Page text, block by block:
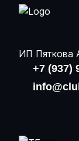
ИП Пяткова
+7 (937)